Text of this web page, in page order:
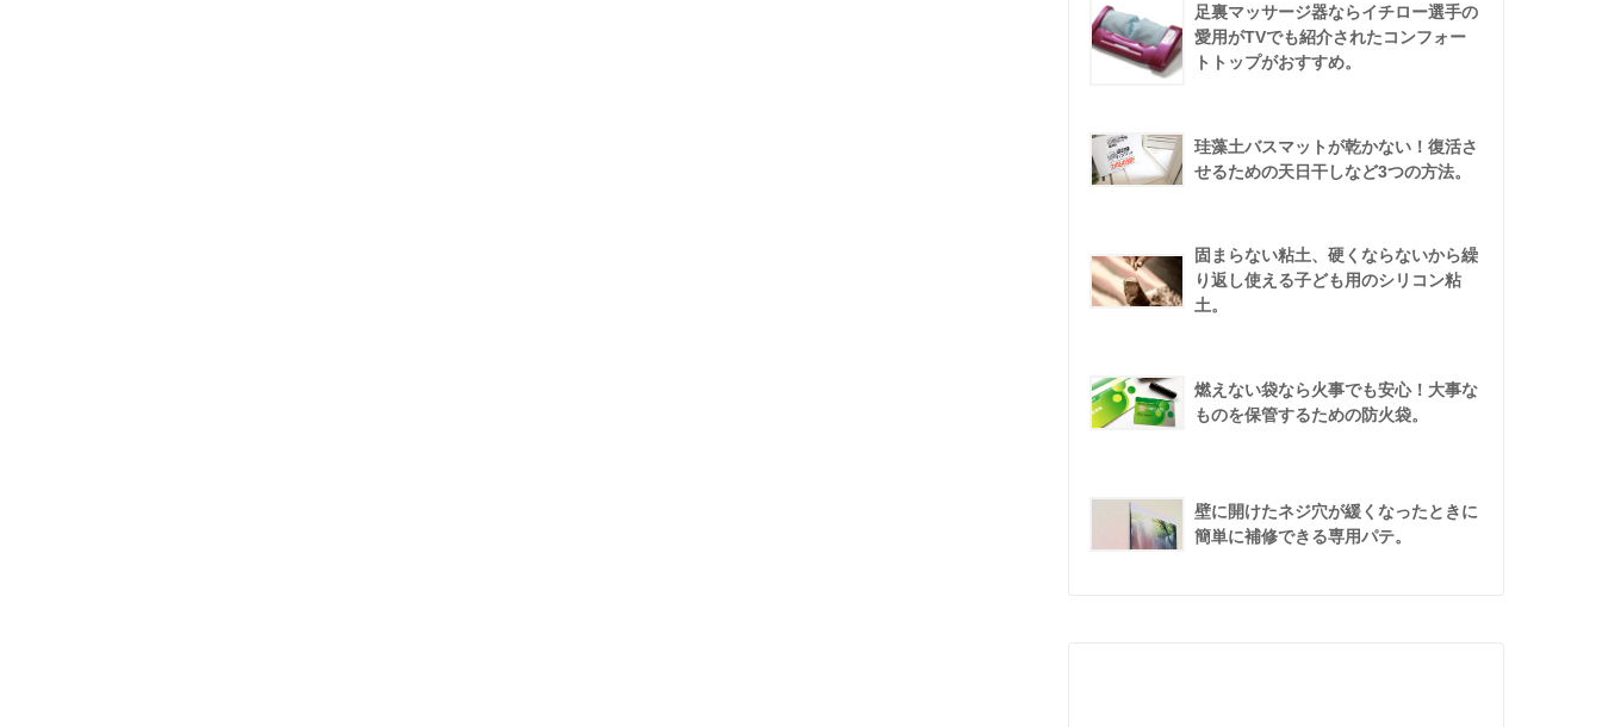
足裏マッサージ器ならイチロー選手の
愛用がTVでも紹介されたコンフォー
トトップがおすすめ。
珪藻土バスマットが乾かない！復活さ
せるための天日干しなど3つの方法。
固まらない粘土、硬くならないから繰
り返し使える子ども用のシリコン粘
土。
燃えない袋なら火事でも安心！大事な
ものを保管するための防火袋。
壁に開けたネジ穴が緩くなったときに
簡単に補修できる専用パテ。